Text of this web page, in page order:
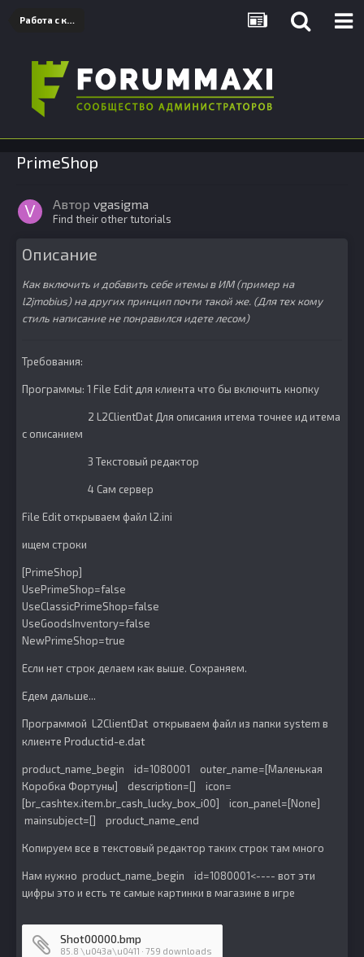
Работа с клиентом
PrimeShop
Автор vgasigma
Find their other tutorials
Описание
Как включить и добавить себе итемы в ИМ (пример на
l2jmobius) на других принцип почти такой же. (Для тех кому
стиль написание не понравился идете лесом)
Требования:
Программы: 1 File Edit для клиента что бы включить кнопку
2 L2ClientDat Для описания итема точнее ид итема
с описанием
3 Текстовый редактор
4 Сам сервер
File Edit открываем файл l2.ini
ищем строки
[PrimeShop]
UsePrimeShop=false
UseClassicPrimeShop=false
UseGoodsInventory=false
NewPrimeShop=true
Если нет строк делаем как выше. Сохраняем.
Едем дальше...
Программой L2ClientDat открываем файл из папки system в
клиенте Productid-e.dat
product_name_begin id=1080001 outer_name=[Маленькая
Коробка Фортуны] description=[] icon=
[br_cashtex.item.br_cash_lucky_box_i00] icon_panel=[None]
mainsubject=[] product_name_end
Копируем все в текстовый редактор таких строк там много
Нам нужно product_name_begin id=1080001<---- вот эти
цифры это и есть те самые картинки в магазине в игре
Shot00000.bmp
85.8 \u043a\u0411 · 759 downloads